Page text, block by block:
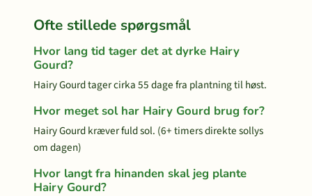
Ofte stillede spørgsmål
Hvor lang tid tager det at dyrke Hairy
Gourd?
Hairy Gourd tager cirka 55 dage fra plantning til høst.
Hvor meget sol har Hairy Gourd brug for?
Hairy Gourd kræver fuld sol. (6+ timers direkte sollys
om dagen)
Hvor langt fra hinanden skal jeg plante
Hairy Gourd?